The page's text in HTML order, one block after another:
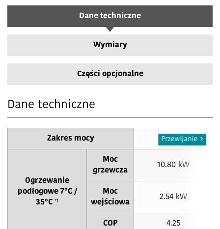
Dane techniczne
Wymiary
Części opcjonalne
Dane techniczne
Zakres mocy 11
Ogrzewanie
podłogowe 7°C /
35°C *1
Moc
grzewcza
10.80 kW
Moc
wejściowa
2.54 kW
COP 4.25
Przewijanie